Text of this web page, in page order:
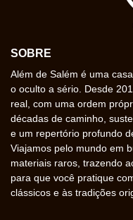
SOBRE
Além de Salém é uma
o oculto a sério. Desde
real, com uma ordem
décadas de caminho,
e um repertório profundo
Viajamos pelo mundo em
materiais raros, trazendo
para que você pratique
clássicos e às tradições